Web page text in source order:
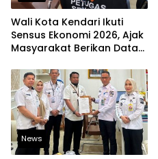
Wali Kota Kendari Ikuti
Sensus Ekonomi 2026, Ajak
Masyarakat Berikan Data
News